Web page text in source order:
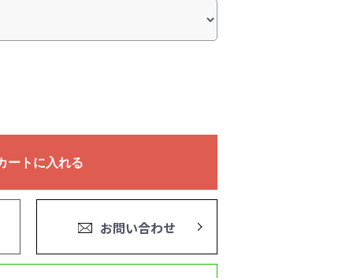
ートに入れる
お問い合わせ